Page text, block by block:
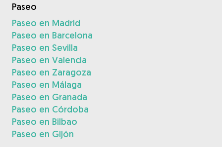
Paseo
Paseo en Madrid
Paseo en Barcelona
Paseo en Sevilla
Paseo en Valencia
Paseo en Zaragoza
Paseo en Málaga
Paseo en Granada
Paseo en Córdoba
Paseo en Bilbao
Paseo en Gijón